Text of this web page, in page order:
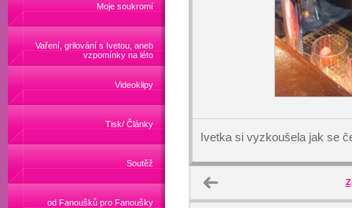
Moje soukromí
Vaření, grilování s Ivetou, aneb
vzpomínky na léto
Videoklipy
Tisk/ Články
Soutěž
od Fanoušků pro Fanoušky
Ivetka si vyzkoušela jak se